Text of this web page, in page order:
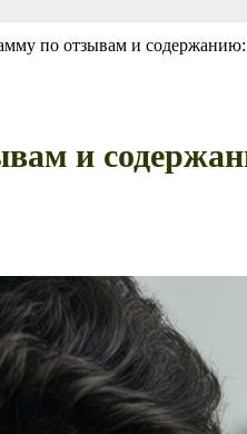
по отзывам и
и